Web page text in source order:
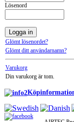
Lösenord
Glömt lösenordet?
Glömt ditt användarnamn?
Varukorg
Din varukorg är tom.